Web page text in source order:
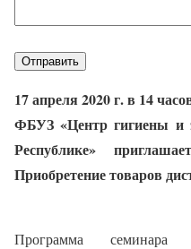
17 апреля 2020 г. в 14
ФБУЗ «Центр гигиены и
Республике»
Приобретение товаров
Программа семинара